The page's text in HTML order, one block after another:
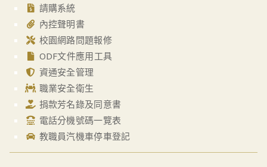
請購系統
內控聲明書
校園網路問題報修
ODF文件應用工具
資通安全管理
職業安全衛生
捐款芳名錄及同意書
電話分機號碼一覽表
教職員汽機車停車登記